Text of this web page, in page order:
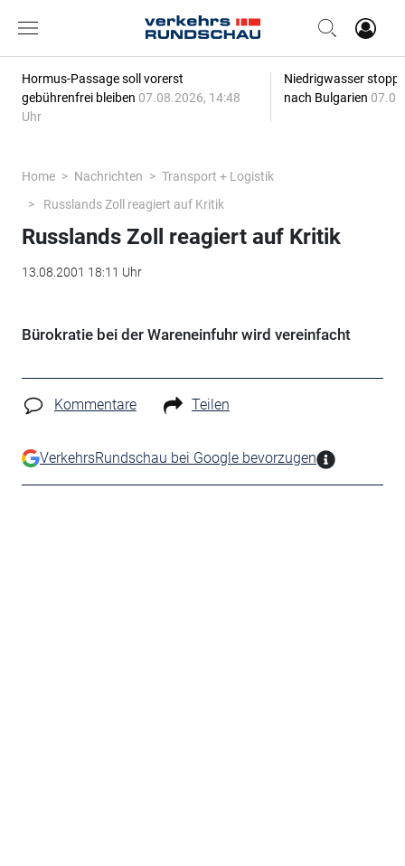
Hormus-Passage soll vorerst
gebührenfrei bleiben 07.08.2026, 14:48
Uhr
Niedrigwasser
nach Bulgarien
Home Nachrichten
Transport + Logistik
Russlands Zoll reagiert auf Kritik
Russlands Zoll reagiert auf Kritik
13.08.2001 18:11 Uhr
Bürokratie bei der Wareneinfuhr wird vereinfacht
Kommentare Teilen
VerkehrsRundschau bei Google bevorzugen